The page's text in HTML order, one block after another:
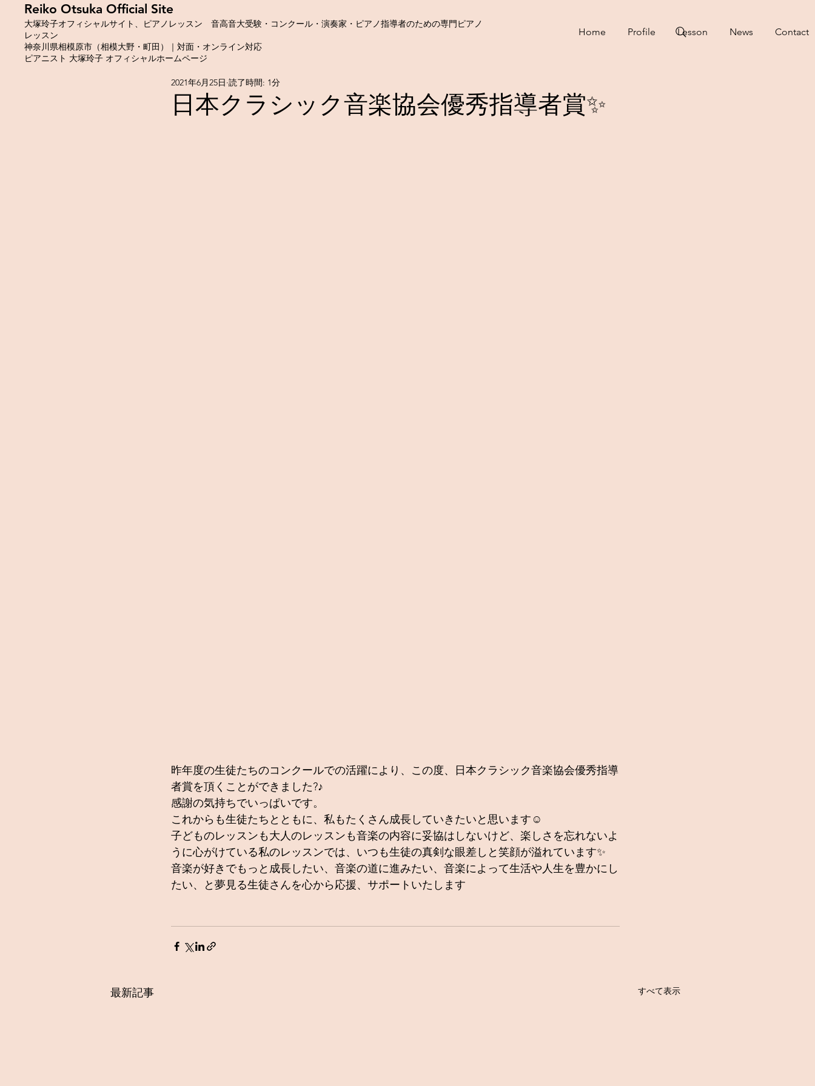
​Reiko Otsuka Official Site
大塚玲子オフィシャルサイト、ピアノレッスン 音高音大受験・コンクール・演奏家・ピアノ指導者のための専門ピアノ
レッスン
神奈川県相模原市（相模大野・町田）｜対面・オンライン対応
ピアニスト 大塚玲子 オフィシャルホームページ
Home Profile Lesson News Contact
日本クラシック音楽協会優秀指導者賞✨
2021年6月25日 読了時間: 1分
昨年度の生徒たちのコンクールでの活躍により、この度、日本クラシック音楽協会優秀指導
者賞を頂くことができました?♪
感謝の気持ちでいっぱいです。
これからも生徒たちとともに、私もたくさん成長していきたいと思います☺️
子どものレッスンも大人のレッスンも音楽の内容に妥協はしないけど、楽しさを忘れないよ
うに心がけている私のレッスンでは、いつも生徒の真剣な眼差しと笑顔が溢れています✨
音楽が好きでもっと成長したい、音楽の道に進みたい、音楽によって生活や人生を豊かにし
たい、と夢見る生徒さんを心から応援、サポートいたします
最新記事 すべて表示